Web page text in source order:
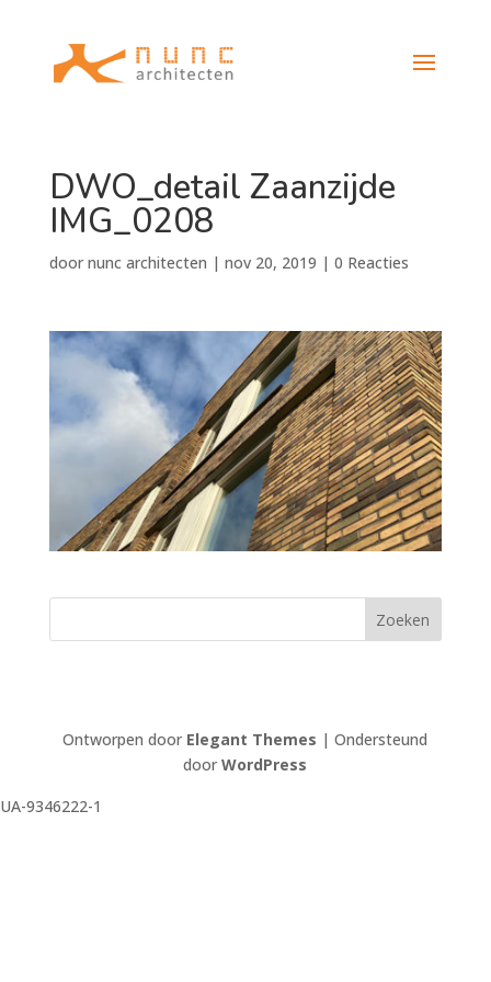
DWO_detail Zaanzijde
IMG_0208
door nunc architecten | nov 20, 2019 | 0 Reacties
Ontworpen door Elegant Themes | Ondersteund
doorWordPress
UA-9346222-1